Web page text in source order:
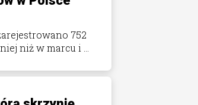
752
niż w marcu i ...